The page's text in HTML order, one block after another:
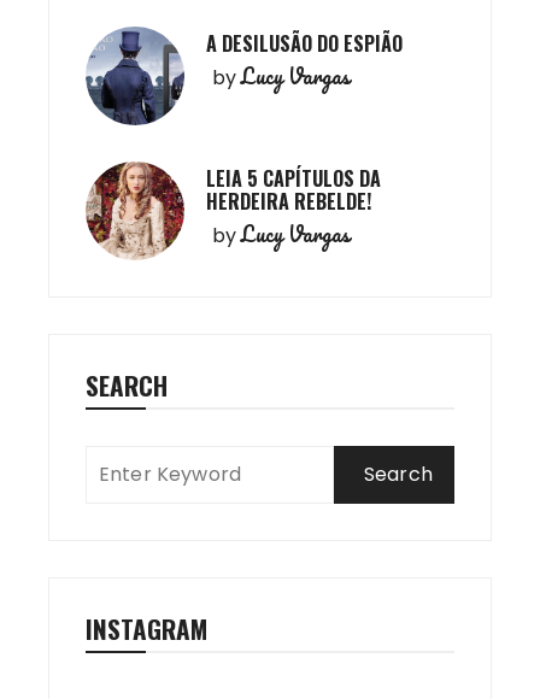
A DESILUSÃO DO ESPIÃO
byLucy Vargas
LEIA 5 CAPÍTULOS DA
HERDEIRA REBELDE!
byLucy Vargas
SEARCH
INSTAGRAM